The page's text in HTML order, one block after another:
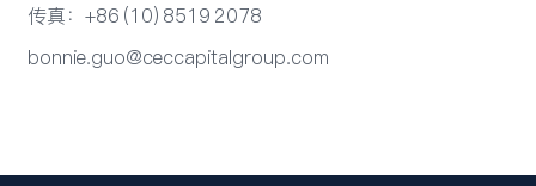
传真：+86 (10) 8519 2078
bonnie.guo@ceccapitalgroup.com